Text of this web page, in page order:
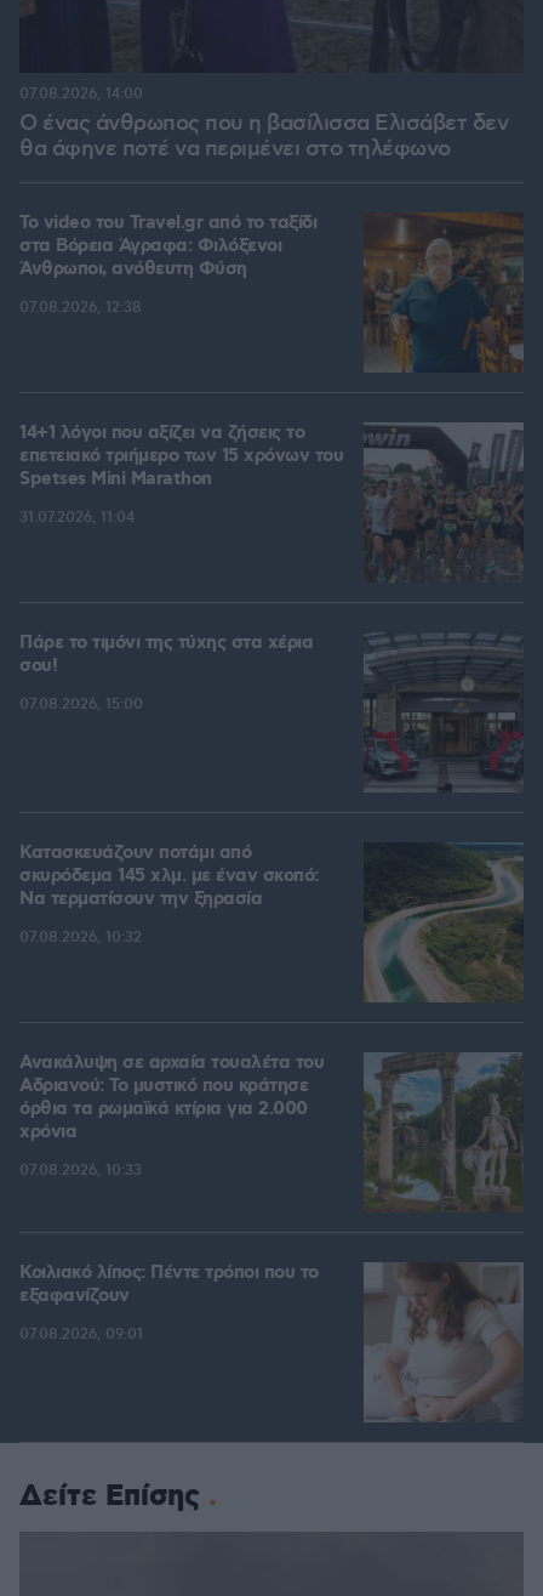
Ο ένας άνθρωπος που η βασίλισσα Ελισάβετ δεν
θα άφηνε ποτέ να περιμένει στο τηλέφωνο
07.08.2026, 14:00
To video του Travel.gr από το ταξίδι
στα Βόρεια Άγραφα: Φιλόξενοι
Άνθρωποι, ανόθευτη Φύση
07.08.2026, 12:38
14+1 λόγοι που αξίζει να ζήσεις το
επετειακό τριήμερο των 15 χρόνων του
Spetses Mini Marathon
31.07.2026, 11:04
Πάρε το τιμόνι της τύχης στα χέρια
σου!
07.08.2026, 15:00
Κατασκευάζουν ποτάμι από
σκυρόδεμα 145 χλμ. με έναν σκοπό:
Να τερματίσουν την ξηρασία
07.08.2026, 10:32
Ανακάλυψη σε αρχαία τουαλέτα του
Αδριανού: Το μυστικό που κράτησε
όρθια τα ρωμαϊκά κτίρια για 2.000
χρόνια
07.08.2026, 10:33
Κοιλιακό λίπος: Πέντε τρόποι που το
εξαφανίζουν
07.08.2026, 09:01
Δείτε Επίσης